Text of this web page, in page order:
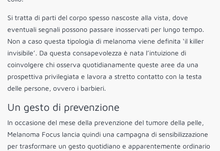
Si tratta di parti del corpo spesso nascoste alla vista, dove
eventuali segnali possono passare inosservati per lungo tempo.
Non a caso questa tipologia di melanoma viene definita ‘il killer
invisibile’. Da questa consapevolezza è nata l’intuizione di
coinvolgere chi osserva quotidianamente queste aree da una
prospettiva privilegiata e lavora a stretto contatto con la testa
delle persone, ovvero i barbieri.
Un gesto di prevenzione
In occasione del mese della prevenzione del tumore della pelle,
Melanoma Focus lancia quindi una campagna di sensibilizzazione
per trasformare un gesto quotidiano e apparentemente ordinario